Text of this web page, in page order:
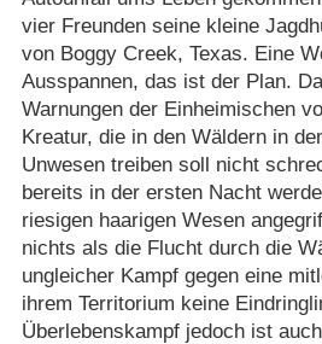
vier Freunden seine kleine
von Boggy Creek, Texas. Eine
Ausspannen, das ist der Plan.
Warnungen der Einheimischen
Kreatur, die in den Wäldern in
Unwesen treiben soll nicht
bereits in der ersten Nacht
riesigen haarigen Wesen
nichts als die Flucht durch die
ungleicher Kampf gegen eine
ihrem Territorium keine
Überlebenskampf jedoch ist